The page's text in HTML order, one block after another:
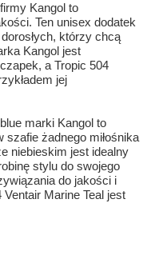
Kangol to
Ten unisex dodatek
którzy chcą
Kangol jest
a Tropic 504
jej
marki Kangol to
żadnego miłośnika
niebieskim jest idealny
stylu do swojego
do jakości i
Marine Teal jest